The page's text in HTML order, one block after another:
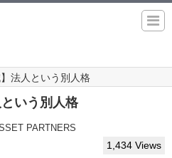
】法人という別人格
いう別人格
PARTNERS
1,434 Views